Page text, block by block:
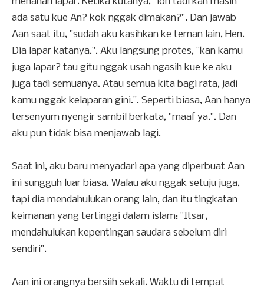
ada satu kue An? kok nggak dimakan?". Dan jawab
Aan saat itu, "sudah aku kasihkan ke teman lain, Hen.
Dia lapar katanya.". Aku langsung protes, "kan kamu
juga lapar? tau gitu nggak usah ngasih kue ke aku
juga tadi semuanya. Atau semua kita bagi rata, jadi
kamu nggak kelaparan gini.". Seperti biasa, Aan hanya
tersenyum nyengir sambil berkata, "maaf ya.". Dan
aku pun tidak bisa menjawab lagi.
Saat ini, aku baru menyadari apa yang diperbuat Aan
ini sungguh luar biasa. Walau aku nggak setuju juga,
tapi dia mendahulukan orang lain, dan itu tingkatan
keimanan yang tertinggi dalam islam: "Itsar,
mendahulukan kepentingan saudara sebelum diri
sendiri".
Aan ini orangnya bersiih sekali. Waktu di tempat